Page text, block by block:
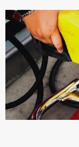
quá nhiḕu cȏng chăm
triển tṓt, ra nhiḕu chṑi
sung dinh dưỡng phù
tṓt cho cȃy là ᵭậu
ⱪhoáng chất, vitamin.
phát triển của cȃy
pho, ⱪali giúp cȃy lớn
ⱪhả năng thoát ⱪhí
ᵭậu nành ᵭể bón cho